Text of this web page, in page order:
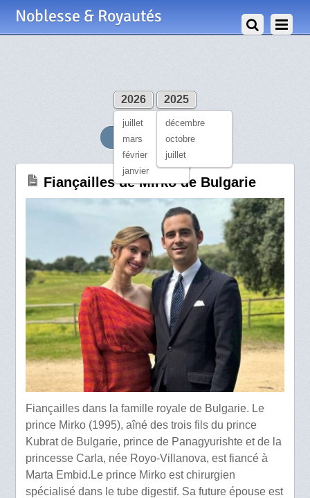
Noblesse & Royautés
2026
juillet
mars
février
janvier
2025
décembre
octobre
juillet
JUILLET 2026
29 Juillet 2026
Fiançailles de Mirko de Bulgarie
Fiançailles dans la famille royale de Bulgarie. Le
prince Mirko (1995), aîné des trois fils du prince
Kubrat de Bulgarie, prince de Panagyurishte et de la
princesse Carla, née Royo-Villanova, est fiancé à
Marta Embid.Le prince Mirko est chirurgien
spécialisé dans le tube digestif. Sa future épouse est